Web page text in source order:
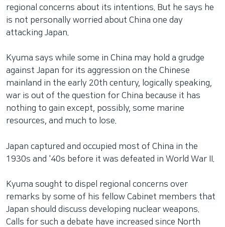
regional concerns about its intentions. But he says he
is not personally worried about China one day
attacking Japan.
Kyuma says while some in China may hold a grudge
against Japan for its aggression on the Chinese
mainland in the early 20th century, logically speaking,
war is out of the question for China because it has
nothing to gain except, possibly, some marine
resources, and much to lose.
Japan captured and occupied most of China in the
1930s and '40s before it was defeated in World War II.
Kyuma sought to dispel regional concerns over
remarks by some of his fellow Cabinet members that
Japan should discuss developing nuclear weapons.
Calls for such a debate have increased since North